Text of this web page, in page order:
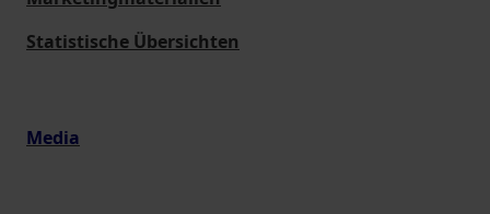
Statistische Übersichten
Media